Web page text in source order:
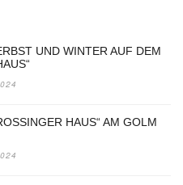
UND WINTER AUF DEM
HAUS“ AM GOLM